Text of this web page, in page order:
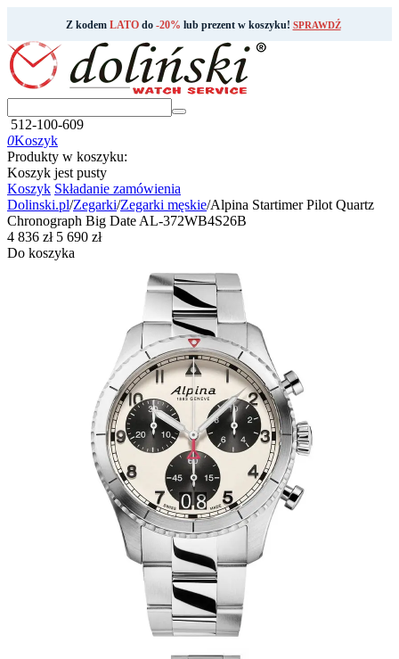
Z kodem LATOdo -20% lub prezent w koszyku! SPRAWDŹ
512-100-609
0Koszyk
Produkty w koszyku:
Koszyk jest pusty
Koszyk Składanie zamówienia
Dolinski.pl/Zegarki/Zegarki męskie/Alpina Startimer Pilot Quartz
Chronograph Big Date AL-372WB4S26B
‍4 836‍ zł ‍5 690‍ zł
Do koszyka